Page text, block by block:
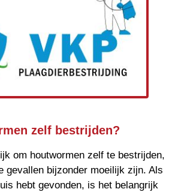
zelf bestrijden?
om houtwormen zelf te bestrijden,
gevallen bijzonder moeilijk zijn. Als
hebt gevonden, is het belangrijk